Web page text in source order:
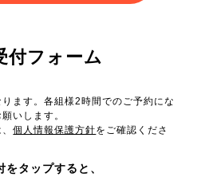
付フォーム
ます。各組様2時間でのご予約にな
いします。
、個人情報保護方針をご確認くださ
をタップすると、